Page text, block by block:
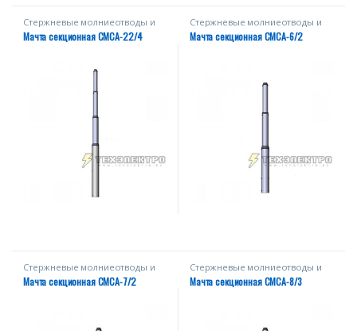
Стержневые молниеотводы и
мачты
Мачта секционная СМСА-22/4
Стержневые молниеотводы и
мачты
Мачта секционная СМСА-6/2
Стержневые молниеотводы и
мачты
Мачта секционная СМСА-7/2
Стержневые молниеотводы и
мачты
Мачта секционная СМСА-8/3